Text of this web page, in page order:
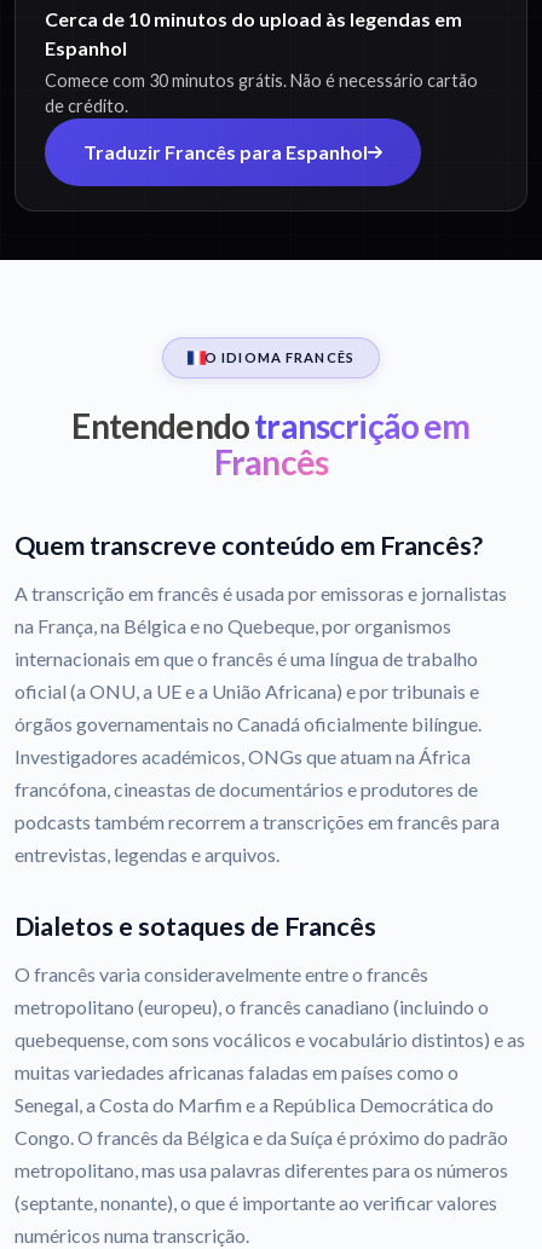
Cerca de 10 minutos do upload às legendas em
Espanhol
Comece com 30 minutos grátis. Não é necessário cartão
de crédito.
Traduzir Francês para Espanhol
O IDIOMA FRANCÊS
Entendendotranscrição em
Francês
Quem transcreve conteúdo em Francês?
A transcrição em francês é usada por emissoras e jornalistas
na França, na Bélgica e no Quebeque, por organismos
internacionais em que o francês é uma língua de trabalho
oficial (a ONU, a UE e a União Africana) e por tribunais e
órgãos governamentais no Canadá oficialmente bilíngue.
Investigadores académicos, ONGs que atuam na África
francófona, cineastas de documentários e produtores de
podcasts também recorrem a transcrições em francês para
entrevistas, legendas e arquivos.
Dialetos e sotaques de Francês
O francês varia consideravelmente entre o francês
metropolitano (europeu), o francês canadiano (incluindo o
quebequense, com sons vocálicos e vocabulário distintos) e as
muitas variedades africanas faladas em países como o
Senegal, a Costa do Marfim e a República Democrática do
Congo. O francês da Bélgica e da Suíça é próximo do padrão
metropolitano, mas usa palavras diferentes para os números
(septante, nonante), o que é importante ao verificar valores
numéricos numa transcrição.